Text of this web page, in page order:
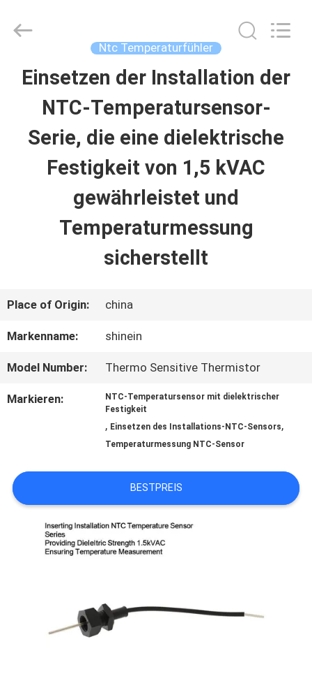
HAUS
PRODUKTE
QUALITÄTSKONTROLLE
TRETEN
UNS
IN
VERBINDUNG
FORDERN
Electornics
Technology
Reserved.
Ntc Temperaturfühler
Einsetzen der Installation der
NTC-Temperatursensor-
Serie, die eine dielektrische
Festigkeit von 1,5 kVAC
gewährleistet und
Temperaturmessung
sicherstellt
Place of Origin: china
Markenname: shinein
Model Number: Thermo Sensitive Thermistor
Markieren:
NTC-Temperatursensor mit dielektrischer
Festigkeit
, Einsetzen des Installations-NTC-Sensors,
Temperaturmessung NTC-Sensor
BESTPREIS